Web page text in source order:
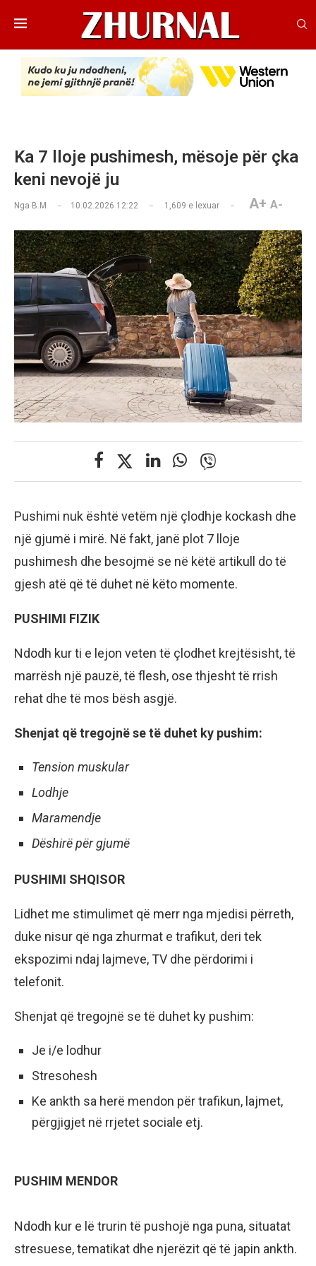
Ka 7 lloje pushimesh, mësoje për çka
keni nevojë ju
Nga B.M 10.02.2026 12:22 1,609 e lexuar A+ A-
Pushimi nuk është vetëm një çlodhje kockash dhe
një gjumë i mirë. Në fakt, janë plot 7 lloje
pushimesh dhe besojmë se në këtë artikull do të
gjesh atë që të duhet në këto momente.
PUSHIMI FIZIK
Ndodh kur ti e lejon veten të çlodhet krejtësisht, të
marrësh një pauzë, të flesh, ose thjesht të rrish
rehat dhe të mos bësh asgjë.
Shenjat që tregojnë se të duhet ky pushim:
Tension muskular
Lodhje
Maramendje
Dëshirë për gjumë
PUSHIMI SHQISOR
Lidhet me stimulimet që merr nga mjedisi përreth,
duke nisur që nga zhurmat e trafikut, deri tek
ekspozimi ndaj lajmeve, TV dhe përdorimi i
telefonit.
Shenjat që tregojnë se të duhet ky pushim:
Je i/e lodhur
Stresohesh
Ke ankth sa herë mendon për trafikun, lajmet,
përgjigjet në rrjetet sociale etj.
PUSHIM MENDOR
Ndodh kur e lë trurin të pushojë nga puna, situatat
stresuese, tematikat dhe njerëzit që të japin ankth.